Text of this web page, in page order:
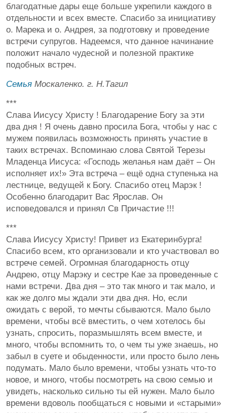
благодатные дары еще больше укрепили каждого в
отдельности и всех вместе. Спасибо за инициативу
о. Марека и о. Андрея, за подготовку и проведение
встречи супругов. Надеемся, что данное начинание
положит начало чудесной и полезной практике
подобных встреч.
Семья Москаленко. г. Н.Тагил
***
Слава Иисусу Христу ! Благодарение Богу за эти
два дня ! Я очень давно просила Бога, чтобы у нас с
мужем появилась возможность принять участие в
таких встречах. Вспоминаю слова Святой Терезы
Младенца Иисуса: «Господь желанья нам даёт – Он
исполняет их!» Эта встреча – ещё одна ступенька на
лестнице, ведущей к Богу. Спасибо отец Марэк !
Особенно благодарит Вас Ярослав. Он
исповедовался и принял Св Причастие !!!
***
Слава Иисусу Христу! Привет из Екатеринбурга!
Спасибо всем, кто организовали и кто участвовал во
встрече семей. Огромная благодарность отцу
Андрею, отцу Марэку и сестре Кае за проведенные с
нами встречи. Два дня – это так много и так мало, и
как же долго мы ждали эти два дня. Но, если
ожидать с верой, то мечты сбываются. Мало было
времени, чтобы всё вместить, о чем хотелось бы
узнать, спросить, поразмышлять всем вместе, и
много, чтобы вспомнить то, о чем ты уже знаешь, но
забыл в суете и обыденности, или просто было лень
подумать. Мало было времени, чтобы узнать что-то
новое, и много, чтобы посмотреть на свою семью и
увидеть, насколько сильно ты ей нужен. Мало было
времени вдоволь пообщаться с новыми и «старыми»